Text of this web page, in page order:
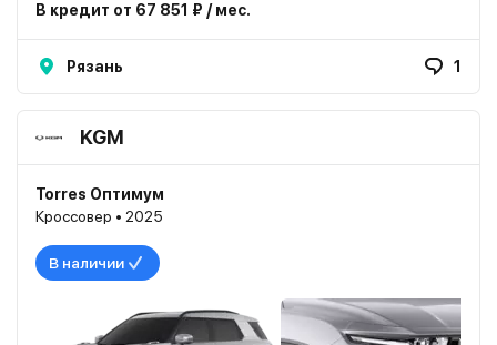
В кредит от 67 851 ₽ / мес.
Рязань 1
KGM
Torres Оптимум
Кроссовер • 2025
В наличии